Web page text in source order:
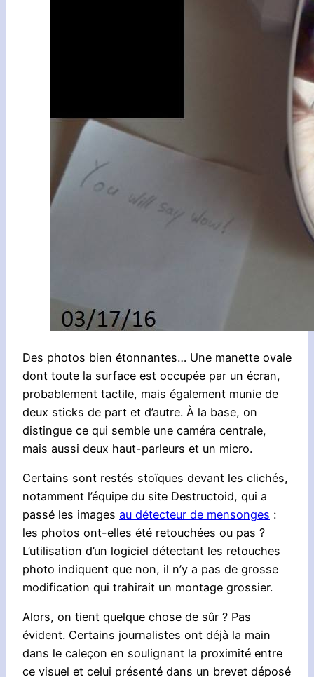
Des photos bien étonnantes… Une manette ovale
dont toute la surface est occupée par un écran,
probablement tactile, mais également munie de
deux sticks de part et d’autre. À la base, on
distingue ce qui semble une caméra centrale,
mais aussi deux haut-parleurs et un micro.
Certains sont restés stoïques devant les clichés,
notamment l’équipe du site Destructoid, qui a
passé les images au détecteur de mensonges :
les photos ont-elles été retouchées ou pas ?
L’utilisation d’un logiciel détectant les retouches
photo indiquent que non, il n’y a pas de grosse
modification qui trahirait un montage grossier.
Alors, on tient quelque chose de sûr ? Pas
évident. Certains journalistes ont déjà la main
dans le caleçon en soulignant la proximité entre
ce visuel et celui présenté dans un brevet déposé